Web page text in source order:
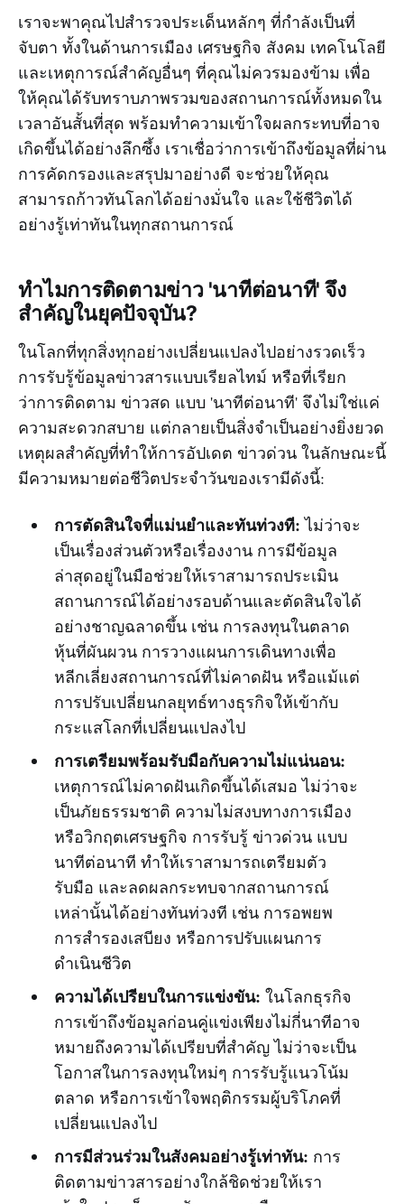
เราจะพาคุณไปสำรวจประเด็นหลักๆ ที่กำลังเป็นที่
จับตา ทั้งในด้านการเมือง เศรษฐกิจ สังคม เทคโนโลยี
และเหตุการณ์สำคัญอื่นๆ ที่คุณไม่ควรมองข้าม เพื่อ
ให้คุณได้รับทราบภาพรวมของสถานการณ์ทั้งหมดใน
เวลาอันสั้นที่สุด พร้อมทำความเข้าใจผลกระทบที่อาจ
เกิดขึ้นได้อย่างลึกซึ้ง เราเชื่อว่าการเข้าถึงข้อมูลที่ผ่าน
การคัดกรองและสรุปมาอย่างดี จะช่วยให้คุณ
สามารถก้าวทันโลกได้อย่างมั่นใจ และใช้ชีวิตได้
อย่างรู้เท่าทันในทุกสถานการณ์
ทำไมการติดตามข่าว 'นาทีต่อนาที' จึง
สำคัญในยุคปัจจุบัน?
ในโลกที่ทุกสิ่งทุกอย่างเปลี่ยนแปลงไปอย่างรวดเร็ว
การรับรู้ข้อมูลข่าวสารแบบเรียลไทม์ หรือที่เรียก
ว่าการติดตาม ข่าวสด แบบ 'นาทีต่อนาที' จึงไม่ใช่แค่
ความสะดวกสบาย แต่กลายเป็นสิ่งจำเป็นอย่างยิ่งยวด
เหตุผลสำคัญที่ทำให้การอัปเดต ข่าวด่วน ในลักษณะนี้
มีความหมายต่อชีวิตประจำวันของเรามีดังนี้:
การตัดสินใจที่แม่นยำและทันท่วงที: ไม่ว่าจะ
เป็นเรื่องส่วนตัวหรือเรื่องงาน การมีข้อมูล
ล่าสุดอยู่ในมือช่วยให้เราสามารถประเมิน
สถานการณ์ได้อย่างรอบด้านและตัดสินใจได้
อย่างชาญฉลาดขึ้น เช่น การลงทุนในตลาด
หุ้นที่ผันผวน การวางแผนการเดินทางเพื่อ
หลีกเลี่ยงสถานการณ์ที่ไม่คาดฝัน หรือแม้แต่
การปรับเปลี่ยนกลยุทธ์ทางธุรกิจให้เข้ากับ
กระแสโลกที่เปลี่ยนแปลงไป
การเตรียมพร้อมรับมือกับความไม่แน่นอน:
เหตุการณ์ไม่คาดฝันเกิดขึ้นได้เสมอ ไม่ว่าจะ
เป็นภัยธรรมชาติ ความไม่สงบทางการเมือง
หรือวิกฤตเศรษฐกิจ การรับรู้ ข่าวด่วน แบบ
นาทีต่อนาที ทำให้เราสามารถเตรียมตัว
รับมือ และลดผลกระทบจากสถานการณ์
เหล่านั้นได้อย่างทันท่วงที เช่น การอพยพ
การสำรองเสบียง หรือการปรับแผนการ
ดำเนินชีวิต
ความได้เปรียบในการแข่งขัน: ในโลกธุรกิจ
การเข้าถึงข้อมูลก่อนคู่แข่งเพียงไม่กี่นาทีอาจ
หมายถึงความได้เปรียบที่สำคัญ ไม่ว่าจะเป็น
โอกาสในการลงทุนใหม่ๆ การรับรู้แนวโน้ม
ตลาด หรือการเข้าใจพฤติกรรมผู้บริโภคที่
เปลี่ยนแปลงไป
การมีส่วนร่วมในสังคมอย่างรู้เท่าทัน: การ
ติดตามข่าวสารอย่างใกล้ชิดช่วยให้เรา